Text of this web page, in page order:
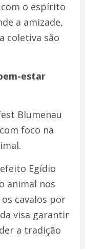
o espírito
a amizade,
coletiva são
estar
Blumenau
foco na
Egídio
animal nos
cavalos por
visa garantir
a tradição